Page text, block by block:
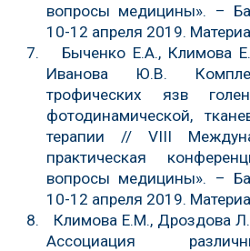
вопросы медицины». –
10-12 апреля 2019.
7. Быченко Е.А., Климова
Иванова Ю.В.
трофических язв
фотодинамической,
терапии // VIII
практическая
вопросы медицины». –
10-12 апреля 2019.
8. Климова Е.М., Дроздова
Ассоциация